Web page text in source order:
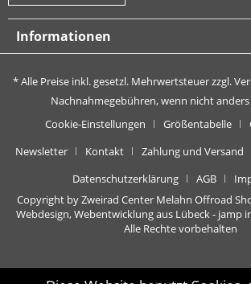
Informationen
* Alle Preise inkl. gesetzl. Mehrwertsteuer zzgl.
Nachnahmegebühren, wenn nicht
Cookie-Einstellungen
Größentabelle
Newsletter
Kontakt Zahlung und Versand
Datenschutzerklärung
AGB
Copyright by Zweirad Center Melahn Offroad
Webdesign, Webentwicklung aus Lübeck - jamp
Alle Rechte vorbehalten